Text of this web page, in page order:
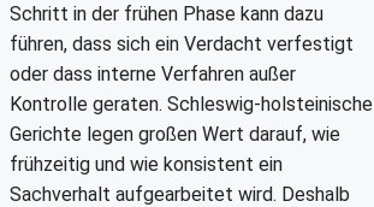
Schritt in der frühen Phase kann dazu
führen, dass sich ein Verdacht verfestigt
oder dass interne Verfahren außer
Kontrolle geraten. Schleswig-holsteinische
Gerichte legen großen Wert darauf, wie
frühzeitig und wie konsistent ein
Sachverhalt aufgearbeitet wird. Deshalb